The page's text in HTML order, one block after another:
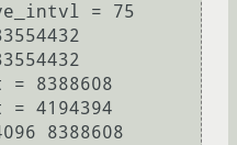
= 75
8388608
= 4194394
8388608